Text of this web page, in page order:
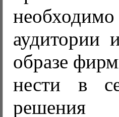
аудитории
образе
нести в
решения